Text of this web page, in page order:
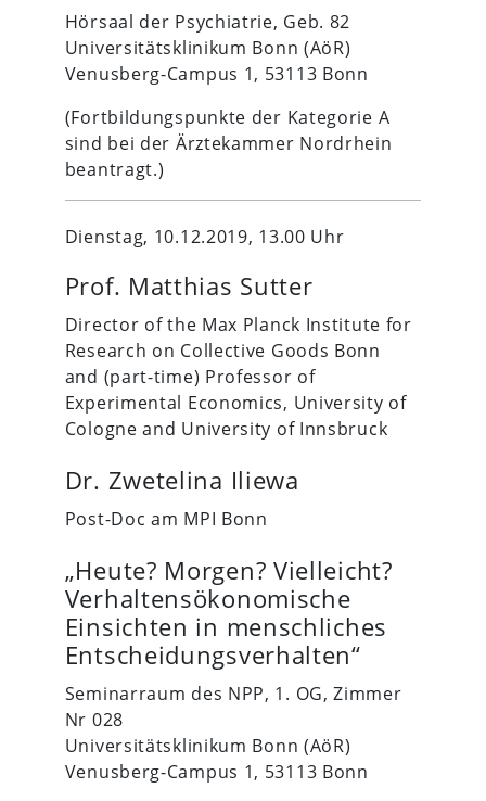
Hörsaal der Psychiatrie, Geb. 82
Universitätsklinikum Bonn (AöR)
Venusberg-Campus 1, 53113 Bonn
(Fortbildungspunkte der Kategorie A
sind bei der Ärztekammer Nordrhein
beantragt.)
Dienstag, 10.12.2019, 13.00 Uhr
Prof. Matthias Sutter
Director of the Max Planck Institute for
Research on Collective Goods Bonn
and (part-time) Professor of
Experimental Economics, University of
Cologne and University of Innsbruck
Dr. Zwetelina Iliewa
Post-Doc am MPI Bonn
„Heute? Morgen? Vielleicht?
Verhaltensökonomische
Einsichten in menschliches
Entscheidungsverhalten“
Seminarraum des NPP, 1. OG, Zimmer
Nr 028
Universitätsklinikum Bonn (AöR)
Venusberg-Campus 1, 53113 Bonn